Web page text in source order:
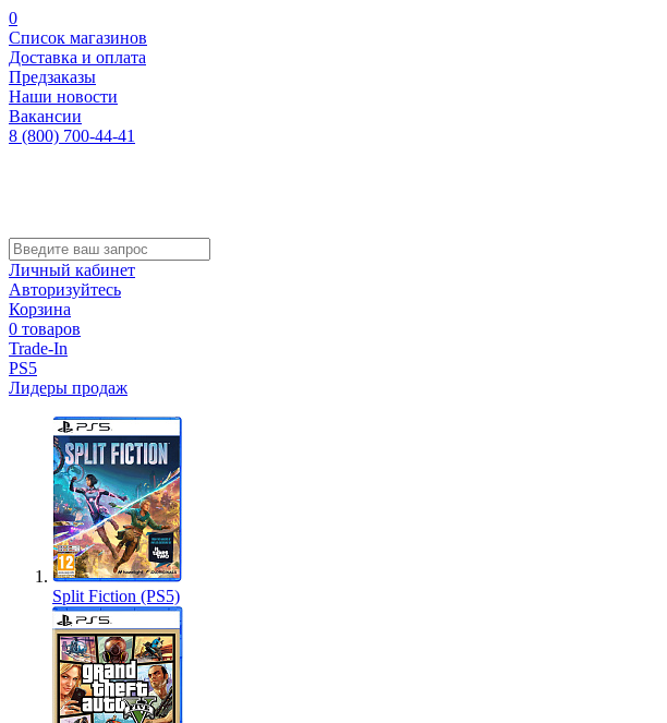
0
Список магазинов
Доставка и оплата
Предзаказы
Наши новости
Вакансии
8 (800) 700-44-41
Личный кабинет
Авторизуйтесь
Корзина
0 товаров
Trade-In
PS5
Лидеры продаж
Split Fiction (PS5)